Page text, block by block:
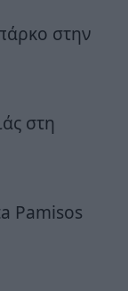
στην
στη
Pamisos